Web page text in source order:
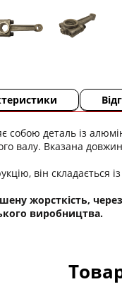
собою деталь із
валу. Вказана
він складається
жорсткість,
виробництва.